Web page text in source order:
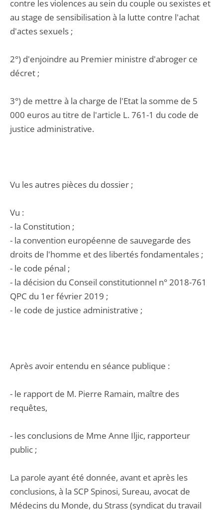
contre les violences au sein du couple ou sexistes et
au stage de sensibilisation à la lutte contre l'achat
d'actes sexuels ;
2°) d'enjoindre au Premier ministre d'abroger ce
décret ;
3°) de mettre à la charge de l'Etat la somme de 5
000 euros au titre de l'article L. 761-1 du code de
justice administrative.
Vu les autres pièces du dossier ;
Vu :
- la Constitution ;
- la convention européenne de sauvegarde des
droits de l'homme et des libertés fondamentales ;
- le code pénal ;
- la décision du Conseil constitutionnel n° 2018-761
QPC du 1er février 2019 ;
- le code de justice administrative ;
Après avoir entendu en séance publique :
- le rapport de M. Pierre Ramain, maître des
requêtes,
- les conclusions de Mme Anne Iljic, rapporteur
public ;
La parole ayant été donnée, avant et après les
conclusions, à la SCP Spinosi, Sureau, avocat de
Médecins du Monde, du Strass (syndicat du travail